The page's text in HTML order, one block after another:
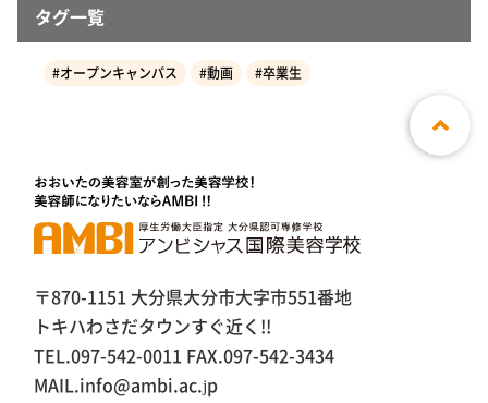
タグ一覧
#オープンキャンパス #動画 #卒業生
〒870-1151 大分県大分市大字市551番地
トキハわさだタウンすぐ近く!!
TEL.097-542-0011 FAX.097-542-3434
MAIL.info@ambi.ac.jp